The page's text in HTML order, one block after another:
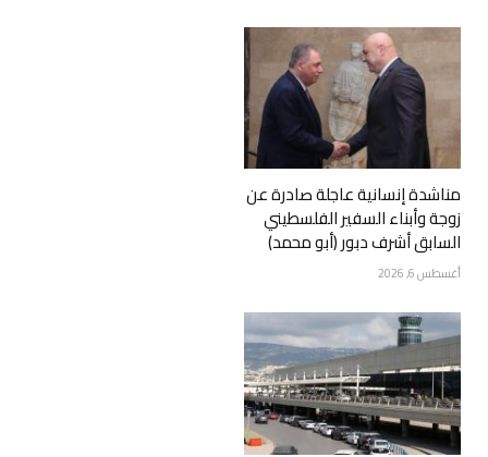
مناشدة إنسانية عاجلة صادرة عن
زوجة وأبناء السفير الفلسطيني
السابق أشرف دبور (أبو محمد)
أغسطس 6, 2026